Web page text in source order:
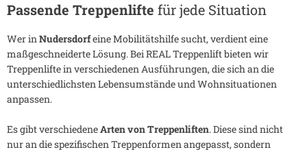
Passende Treppenlifte für jede Situation
Wer inNudersdorfeine Mobilitätshilfe sucht, verdient eine
maßgeschneiderte Lösung. Bei REAL Treppenlift bieten wir
Treppenlifte in verschiedenen Ausführungen, die sich an die
unterschiedlichsten Lebensumstände und Wohnsituationen
anpassen.
Es gibt verschiedeneArten von Treppenliften. Diese sind nicht
nur an die spezifischen Treppenformen angepasst, sondern